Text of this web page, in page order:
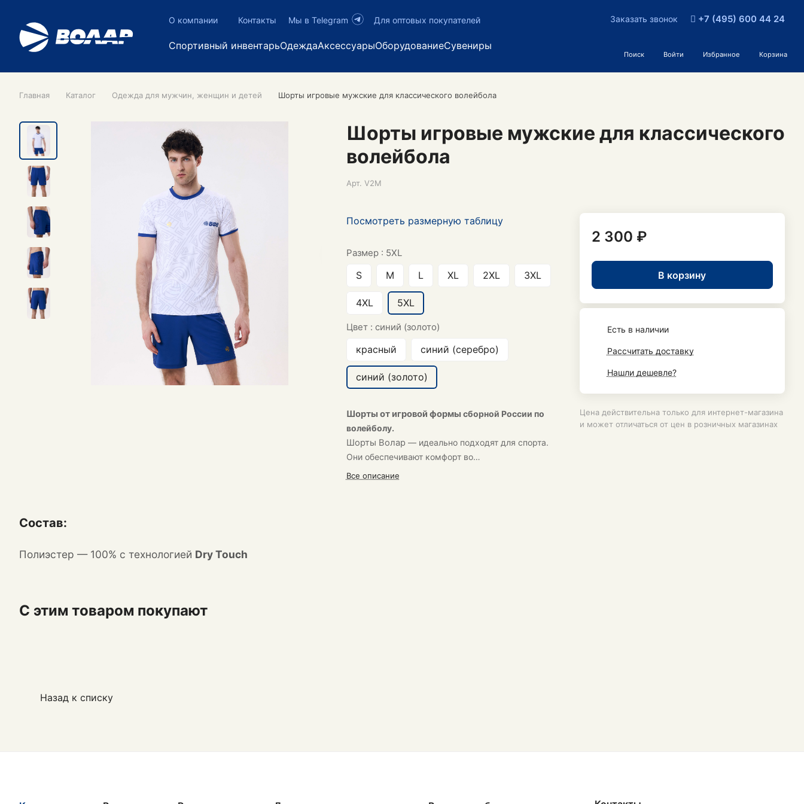
О компании Контакты Мы в Telegram Для оптовых покупателей
Спортивный инвентарьОдеждаАксессуарыОборудованиеСувениры
Заказать звонок +7 (495) 600 44 24
Поиск Войти Избранное Корзина
Главная Каталог Одежда для мужчин, женщин и детей Шорты игровые мужские для классического волейбола
Шорты игровые мужские для классического
волейбола
Арт. V2M
Посмотреть размерную таблицу
Размер : 5XL
S M L XL 2XL 3XL
4XL 5XL
Цвет : синий (золото)
красный синий (серебро)
синий (золото)
Шорты от игровой формы сборной России по
волейболу.
Шорты Волар — идеально подходят для спорта.
Они обеспечивают комфорт во
время тренировок.
Все описание
2 300 ₽
В корзину
Есть в наличии
Рассчитать доставку
Нашли дешевле?
Цена действительна только для интернет-магазина
и может отличаться от цен в розничных магазинах
Состав:
Полиэстер — 100% с технологией Dry Touch
С этим товаром покупают
Назад к списку